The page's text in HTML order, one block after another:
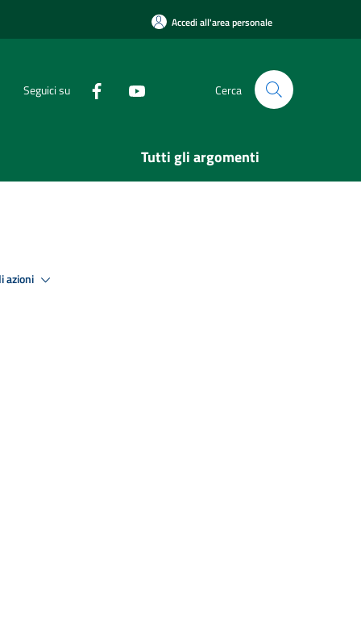
Accedi all'area personale
Seguici su Cerca
Tutti gli argomenti
azioni